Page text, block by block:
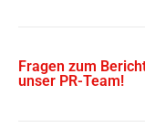
Fragen zum
unser PR-Team!